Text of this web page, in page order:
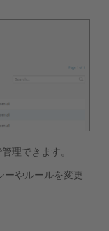
理できます。
ーやルールを変更